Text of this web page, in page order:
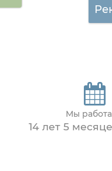
Мы
14 лет 5